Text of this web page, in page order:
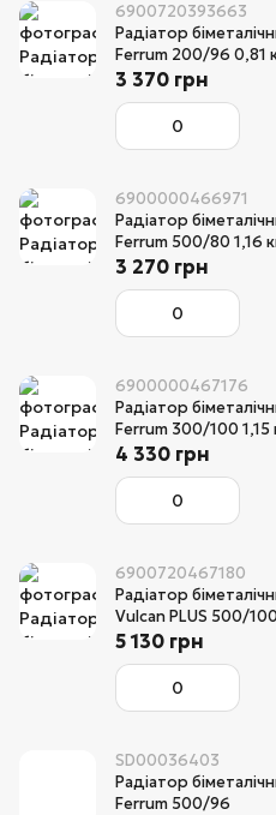
6900720393663
Радіатор
Ferrum 200/96 0,81
3 370 грн
6900000466971
Радіатор
Ferrum 500/80 1,16
3 270 грн
6900000467176
Радіатор
Ferrum 300/100 1,15
4 330 грн
6900720467180
Радіатор
Vulcan PLUS 500/
5 130 грн
SD00036403
Радіатор
Ferrum 500/96